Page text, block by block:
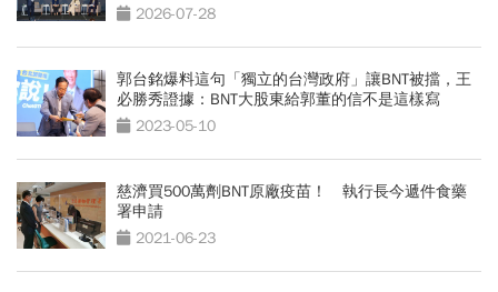
2026-07-28
郭台銘爆料這句「獨立的台灣政府」讓BNT被擋，王
必勝秀證據：BNT大股東給郭董的信不是這樣寫
2023-05-10
慈濟買500萬劑BNT原廠疫苗！ 執行長今遞件食藥
署申請
2021-06-23